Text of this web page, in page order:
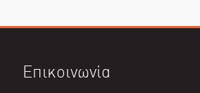
Επικοινωνία